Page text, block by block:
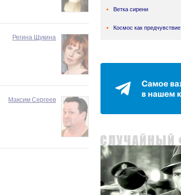
Регина Щукина
Максим Сергеев
Ветка сирени
Космос как предчувствие